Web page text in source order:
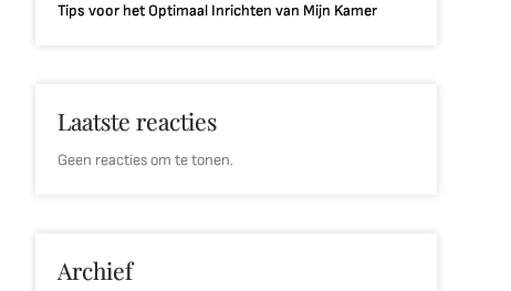
Tips voor het Optimaal Inrichten van Mijn Kamer
Laatste reacties
Geen reacties om te tonen.
Archief